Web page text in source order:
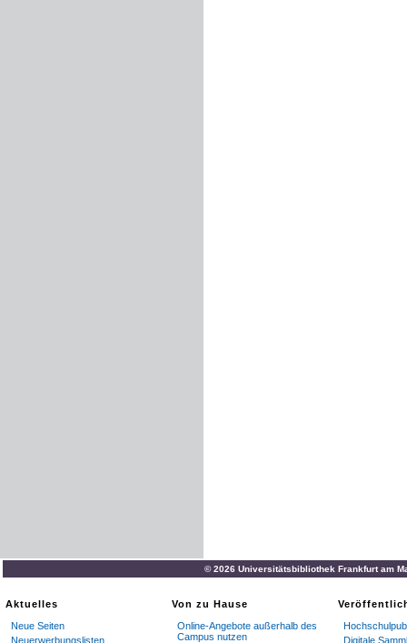
© 2026 Universitätsbibliothek Frankfurt am
Aktuelles
Neue Seiten
Neuerwerbungslisten
Von zu Hause
Online-Angebote außerhalb des
Campus nutzen
Digitale